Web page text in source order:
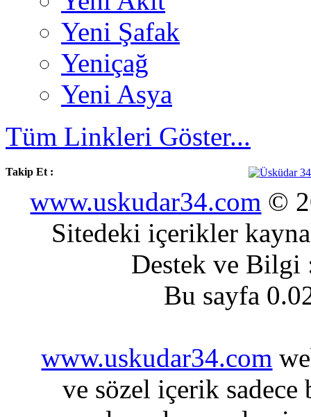
Yeni Şafak
Yeniçağ
Yeni Asya
Tüm Linkleri Göster...
Takip Et :
www.uskudar34.com ©
Sitedeki içerikler
Destek ve
Bu sayfa
www.uskudar34.com
ve sözel içerik sadece